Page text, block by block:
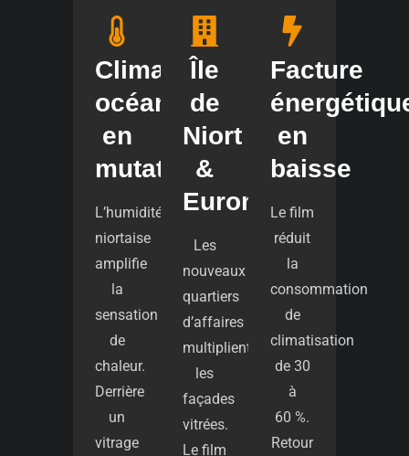
Climat
océanique
en
mutation
L’humidité
niortaise
amplifie
la
sensation
de
chaleur.
Derrière
un
vitrage
Île
de
Niort
&
Euroniort
Les
nouveaux
quartiers
d’affaires
multiplient
les
façades
vitrées.
Le film
Facture
en
baisse
Le film
réduit
la
consommation
de
climatisation
de 30
à
60 %.
Retour